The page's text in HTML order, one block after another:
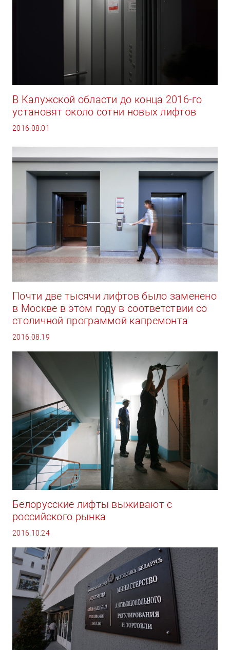
В Калужской области до конца 2016-го
установят около сотни новых лифтов
2016.08.01
Почти две тысячи лифтов было заменено
в Москве в этом году в соответствии со
столичной программой капремонта
2016.08.19
Белорусские лифты выживают с
российского рынка
2016.10.24